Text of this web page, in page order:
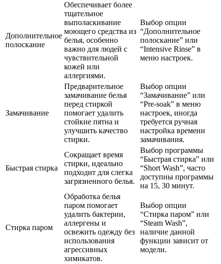
Дополнительное
полоскание
Обеспечивает более
тщательное
выполаскивание
моющего средства из
белья, особенно
важно для людей с
чувствительной
кожей или
аллергиями.
Выбор опции
“Дополнительное
полоскание” или
“Intensive Rinse” в
меню настроек.
Замачивание
Предварительное
замачивание белья
перед стиркой
помогает удалить
стойкие пятна и
улучшить качество
стирки.
Выбор опции
“Замачивание” или
“Pre-soak” в меню
настроек, иногда
требуется ручная
настройка времени
замачивания.
Быстрая стирка
Сокращает время
стирки, идеально
подходит для слегка
загрязненного белья.
Выбор программы
“Быстрая стирка” или
“Short Wash”, часто
доступны программы
на 15, 30 минут.
Стирка паром
Обработка белья
паром помогает
удалить бактерии,
аллергены и
освежить одежду без
использования
агрессивных
химикатов.
Выбор опции
“Стирка паром” или
“Steam Wash”,
наличие данной
функции зависит от
модели.